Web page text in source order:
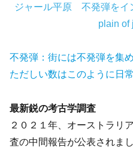
ジャール平原 不発弾をイ
plain of
不発弾：街には不発弾を集
ただしい数はこのように日
最新鋭の考古学調査
２０２１年、オーストラリ
査の中間報告が公表されま